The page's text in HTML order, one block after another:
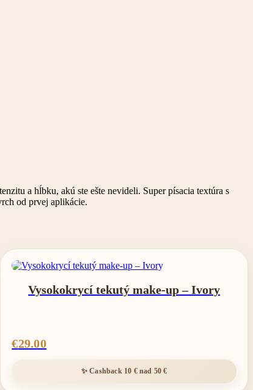
a hĺbku, akú ste ešte nevideli. Super písacia textúra s
od prvej aplikácie.
Vysokokrycí tekutý make-up – Ivory
€29.00